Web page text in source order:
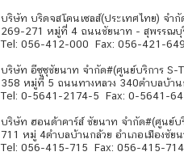
บริษัท บริดจสโตนเซลส์(ประเทศไทย) จำ
269-271 หมู่ที่ 4 ถนนชัยนาท - สุพรรณบุ
Tel: 056-412-000 Fax: 056-421-649
บริษัท อีซูซุชัยนาท จำกัด#(ศูนย์บริการ S-
358 หมู่ที่ 5 ถนนทางหลวง 340ตำบลบ้าน
Tel: 0-5641-2174-5 Fax: 0-5641-
บริษัท ฮอนด้าคาร์ส์ ชัยนาท จำกัด#(ศูนย์บ
711 หมู่ 4ตำบลบ้านกล้วย อำเภอเมืองชัย
Tel: 056-415-715 Fax: 056-415-714